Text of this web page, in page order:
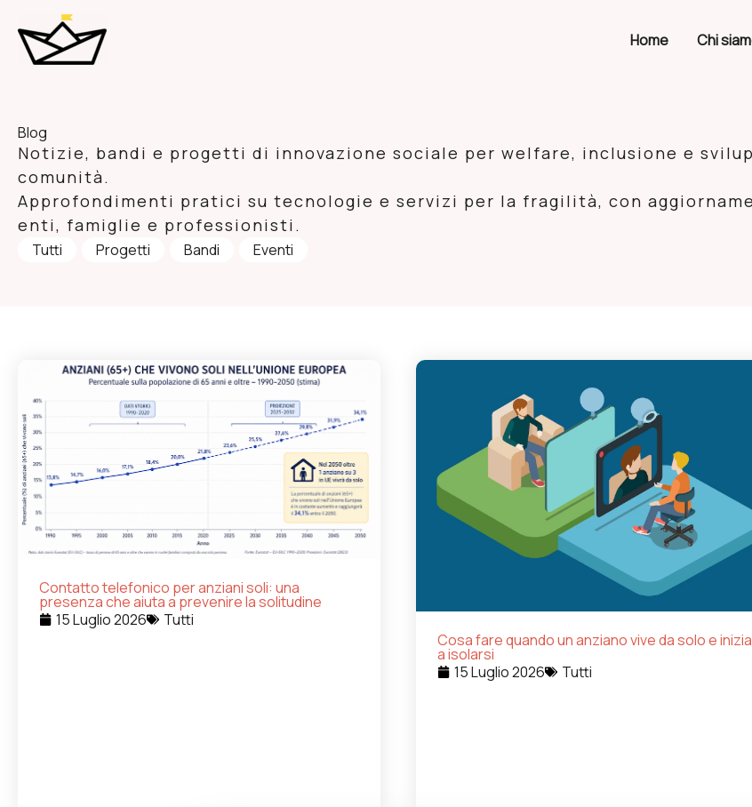
contenuto
Home Chi
Blog
Notizie, bandi e progetti di innovazione sociale per welfare, inclusione e
comunità.
Approfondimenti pratici su tecnologie e servizi per la fragilità, con
enti, famiglie e professionisti.
Tutti Progetti Bandi Eventi
Contatto telefonico per anziani soli: una
presenza che aiuta a prevenire la solitudine
15 Luglio 2026
Tutti
Cosa fare quando un anziano vive da solo e inizia
a isolarsi
15 Luglio 2026
Tutti